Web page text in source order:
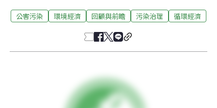
公害污染 環境經濟 回顧與前瞻 污染治理 循環經濟